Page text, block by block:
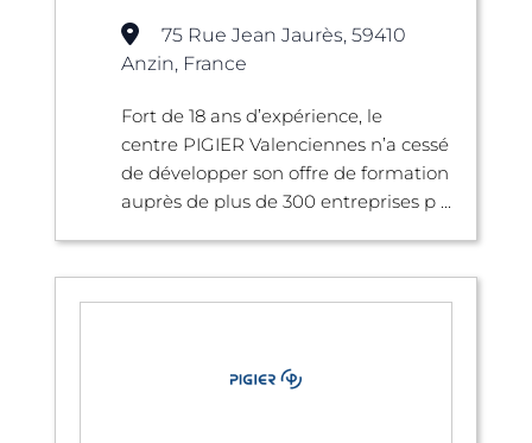
75 Rue Jean Jaurès, 59410
Anzin, France
Fort de 18 ans d’expérience, le
centre PIGIER Valenciennes n’a cessé
de développer son offre de formation
auprès de plus de 300 entreprises p ...